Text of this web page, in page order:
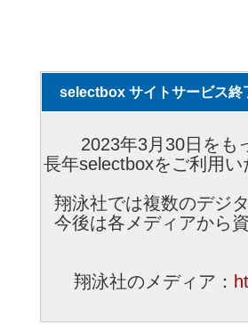
selectbox サイトサービス終
2023年3月30日をも
長年selectboxをご利用
翔泳社では複数のデジ
今後は各メディアから
翔泳社のメディア：